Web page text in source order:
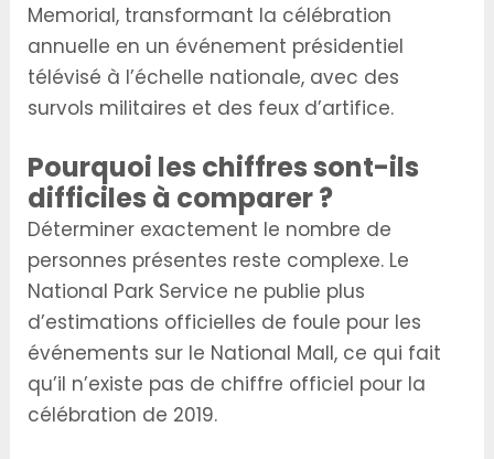
Memorial, transformant la célébration
annuelle en un événement présidentiel
télévisé à l’échelle nationale, avec des
survols militaires et des feux d’artifice.
Pourquoi les chiffres sont-ils
difficiles à comparer ?
Déterminer exactement le nombre de
personnes présentes reste complexe. Le
National Park Service ne publie plus
d’estimations officielles de foule pour les
événements sur le National Mall, ce qui fait
qu’il n’existe pas de chiffre officiel pour la
célébration de 2019.